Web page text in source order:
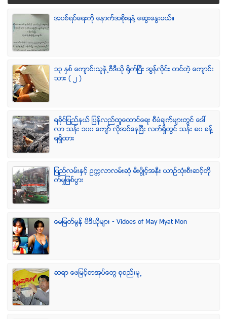
အပစ္ရပ္ေရးကို ေနာက္အစိုးရနဲ႔ ေဆြးေႏြးမယ္။
၁၃ ႏွစ္ ေက်ာင္းသူနဲ႕ဗီဒီယို ရိုက္ျပီး အြန္လိုင္း တင္တဲ့ ေက်ာင္း
သား ( ၂ )
ရခုိင္ျပည္နယ္ ျပန္လည္ထူေထာင္ေရး စီမံခ်က္မ်ားတြင္ ေဒၚ
လာ သန္း ၁၀၀ ေက်ာ္ လုိအပ္ေနၿပီး လက္ရွိတြင္ သန္း ၈၀ ခန္႔
ရရွိထား
ျပည္လမ္းႏွင့္ ဥကၠလာလမ္းဆုံ မီးပြိဳင့္အနီး ယာဥ္သုံးစီးဆင့္တို
က္မႈျဖစ္ပြား
ေမျမတ္မြန္ ဗီဒီယုိမ်ား - Vidoes of May Myat Mon
ဆရာ ေဖျမင့္စာအုပ္ေတြ စုစည္းမူ႕